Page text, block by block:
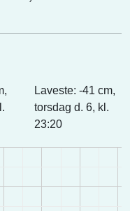
Laveste: -41 cm,
torsdag d. 6, kl.
23:20